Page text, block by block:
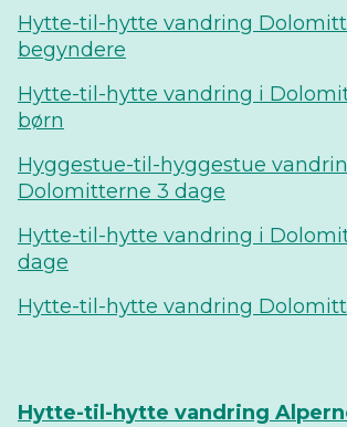
Hytte-til-hytte vandring
begyndere
Hytte-til-hytte vandring i
børn
Hyggestue-til-hyggestue
Dolomitterne 3 dage
Hytte-til-hytte vandring i
dage
Hytte-til-hytte vandring
Hytte-til-hytte vandring